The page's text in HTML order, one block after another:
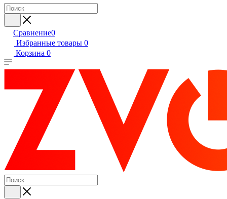
Сравнение0
Избранные товары 0
Корзина 0